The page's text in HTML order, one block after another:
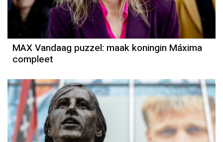
MAX Vandaag puzzel: maak koningin Máxima
compleet